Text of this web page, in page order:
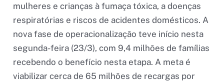
mulheres e crianças à fumaça tóxica, a doenças
respiratórias e riscos de acidentes domésticos. A
nova fase de operacionalização teve início nesta
segunda-feira (23/3), com 9,4 milhões de famílias
recebendo o benefício nesta etapa. A meta é
viabilizar cerca de 65 milhões de recargas por